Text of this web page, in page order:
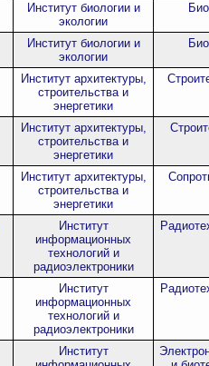
Институт биологии и
экологии
Институт биологии и
экологии
Институт архитектуры,
строительства и
энергетики
Институт архитектуры,
строительства и
энергетики
Институт архитектуры,
строительства и
энергетики
Институт
информационных
технологий и
радиоэлектроники
Институт
информационных
технологий и
радиоэлектроники
Институт